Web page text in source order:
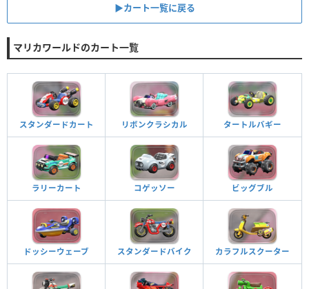
▶︎カート一覧に戻る
マリカワールドのカート一覧
スタンダードカート リボンクラシカル タートルバギー
ラリーカート コゲッソー ビッグブル
ドッシーウェーブ スタンダードバイク カラフルスクーター